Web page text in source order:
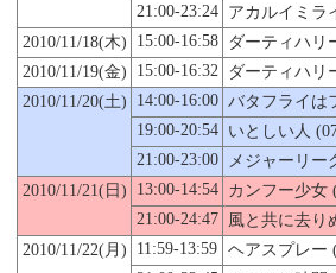
21:00-23:24
アカルイミラ
2010/11/18(木)
15:00-16:58 ダーティハリ
2010/11/19(金)
15:00-16:32 ダーティハリ
2010/11/20(土) 14:00-16:00 バタフライは
19:00-20:54
いとしい人
21:00-23:00
メジャーリー
2010/11/21(日)
13:00-14:54 カンフー少女
21:00-24:47
風と共に去り
2010/11/22(月)
11:59-13:59 ヘアスプレー